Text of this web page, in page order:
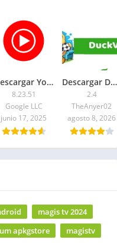
Descargar YouTube Music Premium APK Desbloqueado Mediafire
8.23.51
Google LLC
junio 17, 2025
Descargar DuckVision APK 2026: Última versión
2.4
TheAnyer02
agosto 8, 2026
magis tv 2024
apkgstore
magistv